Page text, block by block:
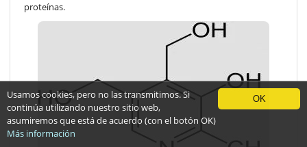
proteínas.
OK
Usamos cookies, pero no las transmitimos. Si
continúa utilizando nuestro sitio web,
asumiremos que está de acuerdo (con el botón OK)
Más información